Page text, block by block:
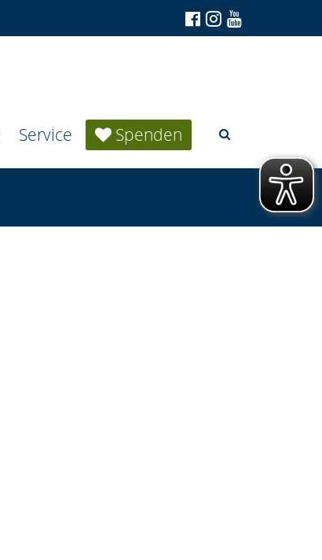
Service Spenden